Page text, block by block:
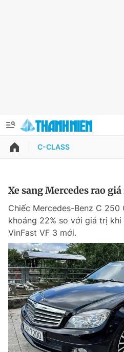
QUẢNG CÁO
Chuyên mục
Chuyên mục khác
Chào ngày mới
Tin thị trường
Video
Thông tin tài khoản
Đổi mật khẩu
Tin đã lưu
Tin đã xem
Đăng xuất
C-CLASS
Xe sang Mercedes rao
Chiếc Mercedes-Benz C
khoảng 22% so với giá trị
VinFast VF 3 mới.